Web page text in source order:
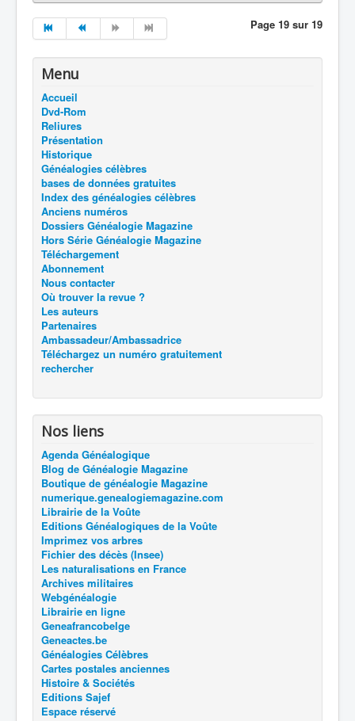
Page 19 sur 19
Menu
Accueil
Dvd-Rom
Reliures
Présentation
Historique
Généalogies célèbres
bases de données gratuites
Index des généalogies célèbres
Anciens numéros
Dossiers Généalogie Magazine
Hors Série Généalogie Magazine
Téléchargement
Abonnement
Nous contacter
Où trouver la revue ?
Les auteurs
Partenaires
Ambassadeur/Ambassadrice
Téléchargez un numéro gratuitement
rechercher
Nos liens
Agenda Généalogique
Blog de Généalogie Magazine
Boutique de généalogie Magazine
numerique.genealogiemagazine.com
Librairie de la Voûte
Editions Généalogiques de la Voûte
Imprimez vos arbres
Fichier des décès (Insee)
Les naturalisations en France
Archives militaires
Webgénéalogie
Librairie en ligne
Geneafrancobelge
Geneactes.be
Généalogies Célèbres
Cartes postales anciennes
Histoire & Sociétés
Editions Sajef
Espace réservé